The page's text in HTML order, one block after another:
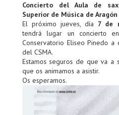
Concierto del Aula de
Superior de Música de Aragón
El próximo jueves, día 7 de
tendrá lugar un concierto
Conservatorio Eliseo Pinedo
del CSMA.
Estamos seguros de que va a
que os animamos a asistir.
Os esperamos.